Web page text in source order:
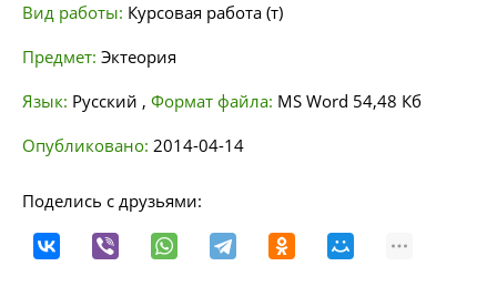
Вид работы: Курсовая работа (т)
Предмет: Эктеория
Язык: Русский , Формат файла: MS Word 54,48 Кб
Опубликовано: 2014-04-14
Поделись с друзьями: